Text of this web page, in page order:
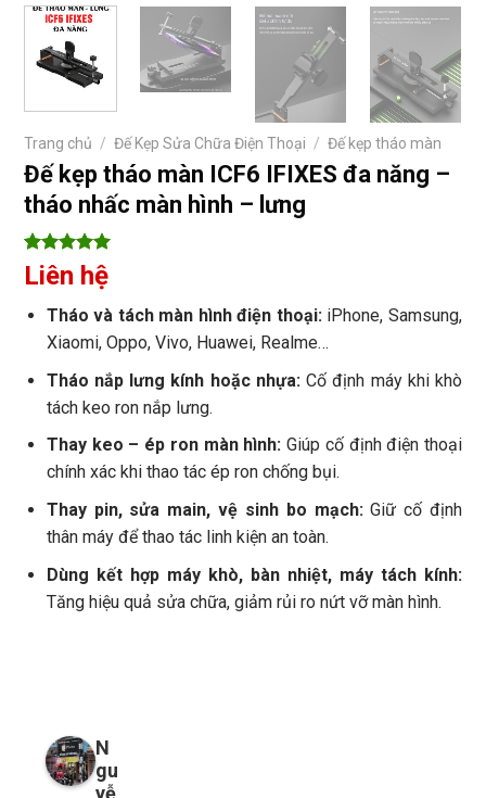
Trang chủ / Đế Kẹp Sửa Chữa Điện Thoại / Đế kẹp tháo màn
Đế kẹp tháo màn ICF6 IFIXES đa năng –
tháo nhấc màn hình – lưng
5 trên 5
dựa trên
3Liên hệ
Tháo và tách màn hình điện thoại:iPhone, Samsung,
Xiaomi, Oppo, Vivo, Huawei, Realme…
Tháo nắp lưng kính hoặc nhựa:Cố định máy khi khò
tách keo ron nắp lưng.
Thay keo – ép ron màn hình: Giúp cố định điện thoại
chính xác khi thao tác ép ron chống bụi.
Thay pin, sửa main, vệ sinh bo mạch:Giữ cố định
thân máy để thao tác linh kiện an toàn.
Dùng kết hợp máy khò, bàn nhiệt, máy tách kính:
Tăng hiệu quả sửa chữa, giảm rủi ro nứt vỡ màn hình.
N
gu
yễ